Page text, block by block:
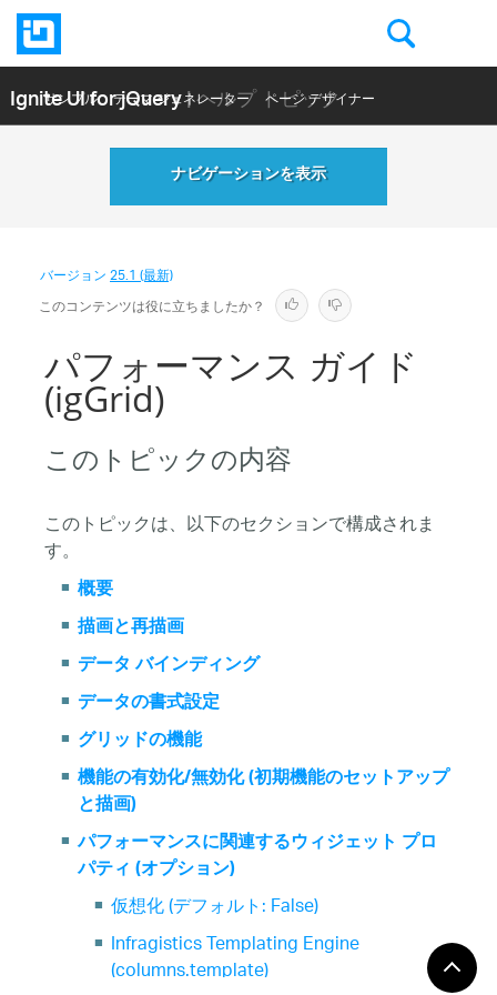
Ignite UI for jQuery| ヘルプ トピック
サンプル テーマ ジェネレーター ページ デザイナー
ヘルプ トピック API リファレンス
ナビゲーションを表示
バージョン25.1 (最新)
このコンテンツは役に立ちましたか？
パフォーマンス ガイド
(igGrid)
このトピックの内容
このトピックは、以下のセクションで構成されま
す。
概要
描画と再描画
データ バインディング
データの書式設定
グリッドの機能
機能の有効化/無効化 (初期機能のセットアップ
と描画)
パフォーマンスに関連するウィジェット プロ
パティ (オプション)
仮想化 (デフォルト: False)
Infragistics Templating Engine
(columns.template)